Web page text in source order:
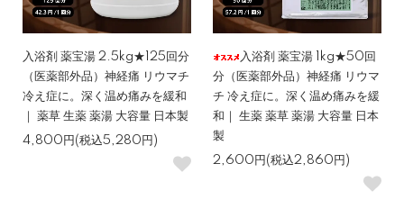
入浴剤 薬宝湯 2.5kg★125回分
（医薬部外品）神経痛 リウマチ
冷え症に。深く温め痛みを緩和
｜ 薬草 生薬 薬湯 大容量 日本製
4,800円(税込5,280円)
入浴剤 薬宝湯 1kg★50回
分（医薬部外品）神経痛 リウマ
チ 冷え症に。深く温め痛みを緩
和｜ 生薬 薬草 薬湯 大容量 日本
製
2,600円(税込2,860円)